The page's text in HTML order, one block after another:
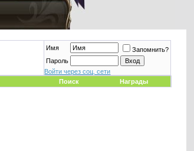
Имя
Запомнить?
Пароль
Войти через соц. сети
Поиск Награды